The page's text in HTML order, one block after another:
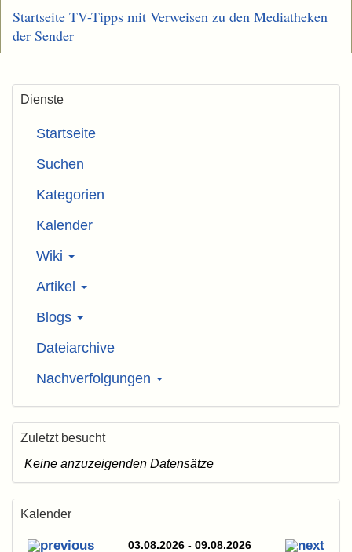
Startseite TV-Tipps mit Verweisen zu den Mediatheken
der Sender
Dienste
Startseite
Suchen
Kategorien
Kalender
Wiki
Artikel
Blogs
Dateiarchive
Nachverfolgungen
Zuletzt besucht
Keine anzuzeigenden Datensätze
Kalender
03.08.2026 - 09.08.2026